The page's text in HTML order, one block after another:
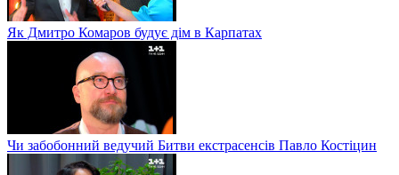
Як Дмитро Комаров будує дім в Карпатах
Чи забобонний ведучий Битви екстрасенсів Павло Костіцин